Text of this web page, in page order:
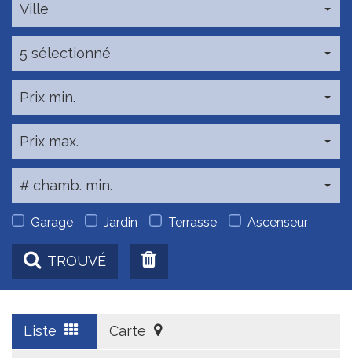
Ville
5 sélectionné
Prix min.
Prix max.
# chamb. min.
Garage Jardin Terrasse Ascenseur
TROUVÉ
Liste Carte